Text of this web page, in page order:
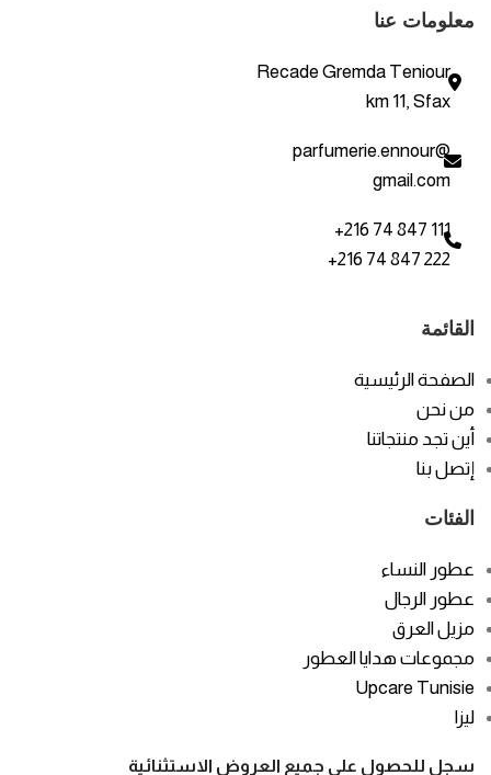
معلومات عنا
Recade Gremda Teniour
km 11, Sfax
parfumerie.ennour@
gmail.com
+216 74 847 111
+216 74 847 222
القائمة
الصفحة الرئيسية
من نحن
أين تجد منتجاتنا
إتصل بنا
الفئات
عطور النساء
عطور الرجال
مزيل العرق
مجموعات هدايا العطور
Upcare Tunisie
ليزا
سجل للحصول على جميع العروض الاستثنائية